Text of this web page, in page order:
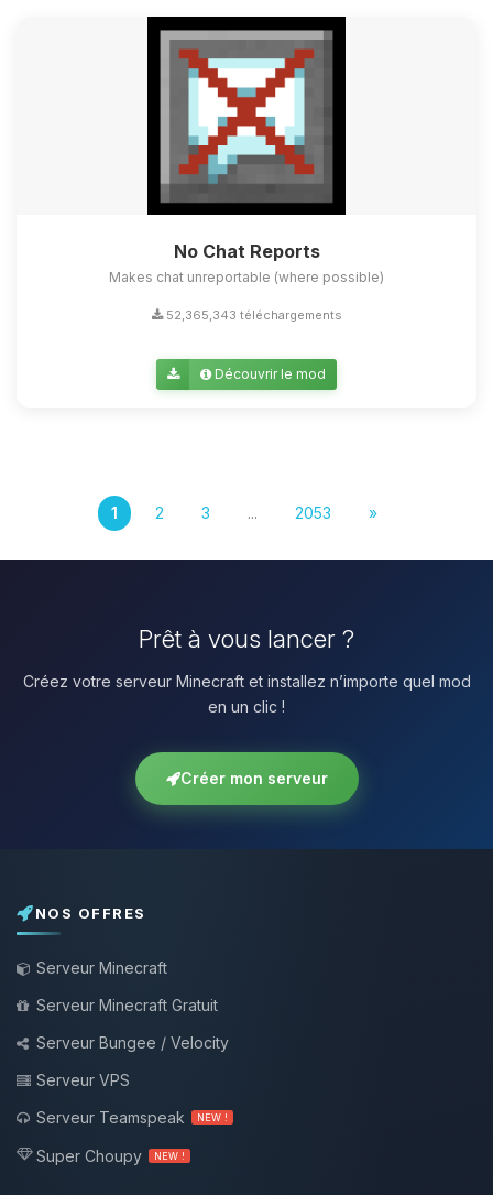
No Chat Reports
Makes chat unreportable (where possible)
52,365,343 téléchargements
Découvrir le mod
1 2 3 ... 2053 »
Prêt à vous lancer ?
Créez votre serveur Minecraft et installez n’importe quel mod
en un clic !
Créer mon serveur
NOS OFFRES
Serveur Minecraft
Serveur Minecraft Gratuit
Serveur Bungee / Velocity
Serveur VPS
Serveur Teamspeak
NEW !
Super Choupy NEW !